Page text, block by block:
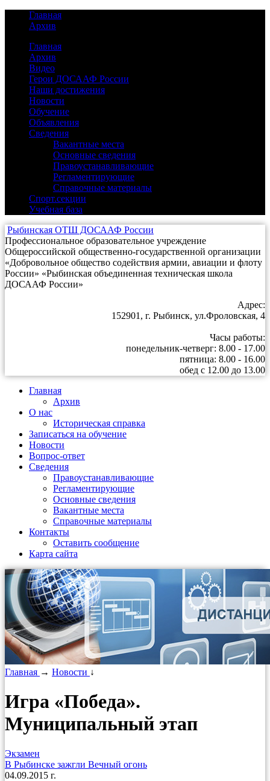
Главная
Архив
Главная
Архив
Видео
Герои ДОСААФ России
Наши достижения
Новости
Обучение
Объявления
Сведения
Вакантные места
Основные сведения
Правоустанавливающие
Регламентирующие
Справочные материалы
Спорт.секции
Учебная база
Рыбинская ОТШ ДОСААФ России
Профессиональное образовательное учреждение
Общероссийской общественно-государственной организации
«Добровольное общество содействия армии, авиации и флоту
России» «Рыбинская объединенная техническая школа
ДОСААФ России»
Адрес:
152901, г. Рыбинск, ул.Фроловская, 4
Часы работы:
понедельник-четверг: 8.00 - 17.00
пятница: 8.00 - 16.00
обед с 12.00 до 13.00
Главная
Архив
О нас
Историческая справка
Записаться на обучение
Новости
Вопрос-ответ
Сведения
Правоустанавливающие
Регламентирующие
Основные сведения
Вакантные места
Справочные материалы
Контакты
Оставить сообщение
Карта сайта
Главная → Новости ↓
Игра «Победа».
Муниципальный этап
Экзамен
В Рыбинске зажгли Вечный огонь
04.09.2015 г.